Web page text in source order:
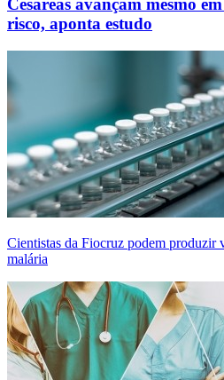
Cesáreas avançam mesmo
risco, aponta estudo
Cientistas da Fiocruz podem produzir
malária